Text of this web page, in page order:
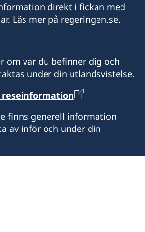
direkt i fickan med
Läs mer på regeringen.se.
om var du befinner dig och
under din utlandsvistelse.
reseinformation
finns generell information
av inför och under din